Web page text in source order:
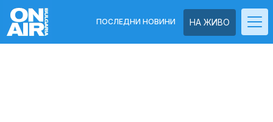
НА ЖИВО
ПОСЛЕДНИ НОВИНИ